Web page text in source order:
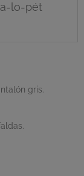
lo-pét
gris.